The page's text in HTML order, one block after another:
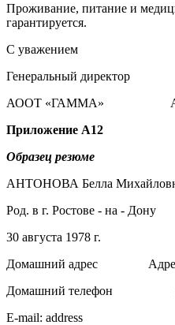
Проживание, питание и
гарантируется.
С уважением
Генеральный директор
АООТ «ГАММА» А.И.
Приложение А12
Образец резюме
АНТОНОВА Белла
Род. в г. Ростове - на - Дону
30 августа 1978 г.
Домашний адрес Адрес
Домашний телефон
E-mail: address